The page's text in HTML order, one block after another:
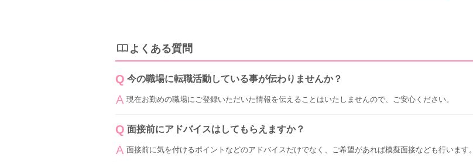
よくある質問
今の職場に転職活動している事が伝わりませんか？
現在お勤めの職場にご登録いただいた情報を伝えることはいたしませんので、ご安心ください。
面接前にアドバイスはしてもらえますか？
面接前に気を付けるポイントなどのアドバイスだけでなく、ご希望があれば模擬面接なども行います。